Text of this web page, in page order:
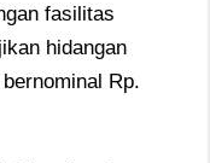
fasilitas
hidangan
Rp.